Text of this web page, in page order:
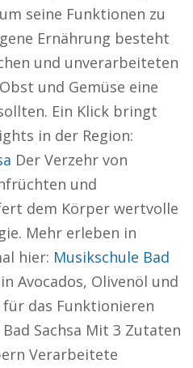
seine Funktionen zu
Ernährung besteht
und unverarbeiteten
und Gemüse eine
Ein Klick bringt
in der Region:
Der Verzehr von
und
dem Körper wertvolle
Mehr erleben in
hier: Musikschule Bad
Avocados, Olivenöl und
für das Funktionieren
Sachsa Mit 3 Zutaten
Verarbeitete